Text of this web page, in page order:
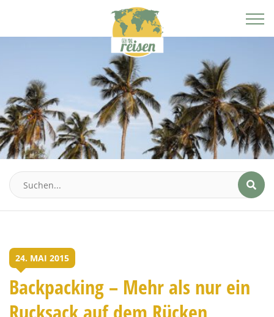
24. MAI 2015
Backpacking – Mehr als nur ein